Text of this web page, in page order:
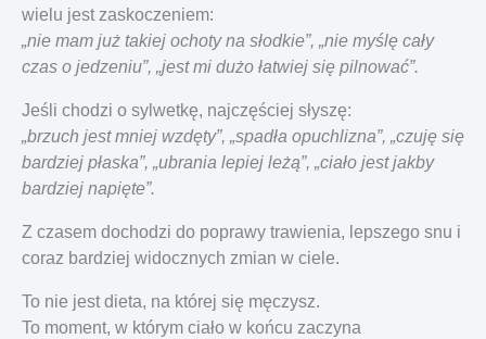
wielu jest zaskoczeniem:
„nie mam już takiej ochoty na słodkie”, „nie myślę cały
czas o jedzeniu”, „jest mi dużo łatwiej się pilnować”.
Jeśli chodzi o sylwetkę, najczęściej słyszę:
„brzuch jest mniej wzdęty”, „spadła opuchlizna”, „czuję się
bardziej płaska”, „ubrania lepiej leżą”, „ciało jest jakby
bardziej napięte”.
Z czasem dochodzi do poprawy trawienia, lepszego snu i
coraz bardziej widocznych zmian w ciele.
To nie jest dieta, na której się męczysz.
To moment, w którym ciało w końcu zaczyna